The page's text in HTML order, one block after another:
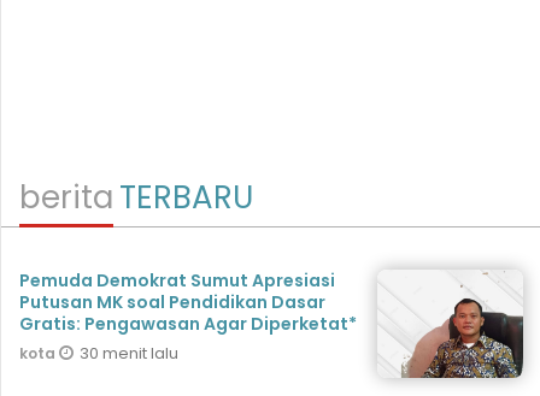
beritaTERBARU
Pemuda Demokrat Sumut Apresiasi
Putusan MK soal Pendidikan Dasar
Gratis: Pengawasan Agar Diperketat*
kota 30 menit lalu